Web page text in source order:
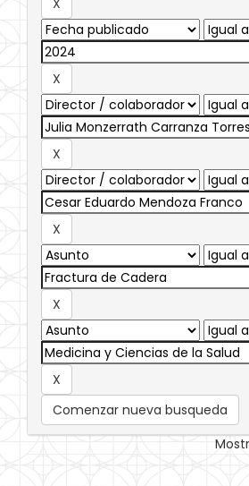
Comenzar nueva busqueda